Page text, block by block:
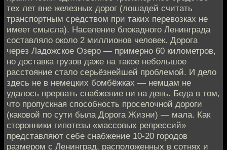
тех лет вне железных дорог (лошадей считать
транспортным средством при таких перевозках не
имеет смысла). Население блокадного Ленинграда
составляло около 2 миллионов человек. Дорога
через Ладожское Озеро — примерно 60 километров,
но доставка грузов даже на такое небольшое
расстояние стало серьёзнейшей проблемой. И дело
здесь не в немецких бомбёжках — немцам не
удалось прервать снабжение ни на день. Беда в том,
что пропускная способность проселочной дороги
(каковой по сути была Дорога Жизни) — мала. Как
сторонники гипотезы «массовых репрессий»
представляют себе снабжение 10-20 городов
размером с Ленинград, расположенных в сотнях и